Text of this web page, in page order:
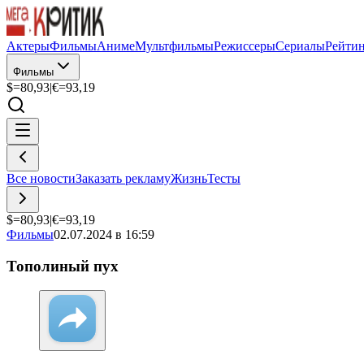
АктерыФильмыАнимеМультфильмыРежиссерыСериалы
Фильмы
$=80,93|€=93,19
Все новостиЗаказать рекламуЖизньТесты
$=80,93|€=93,19
Фильмы02.07.2024 в 16:59
Тополиный пух